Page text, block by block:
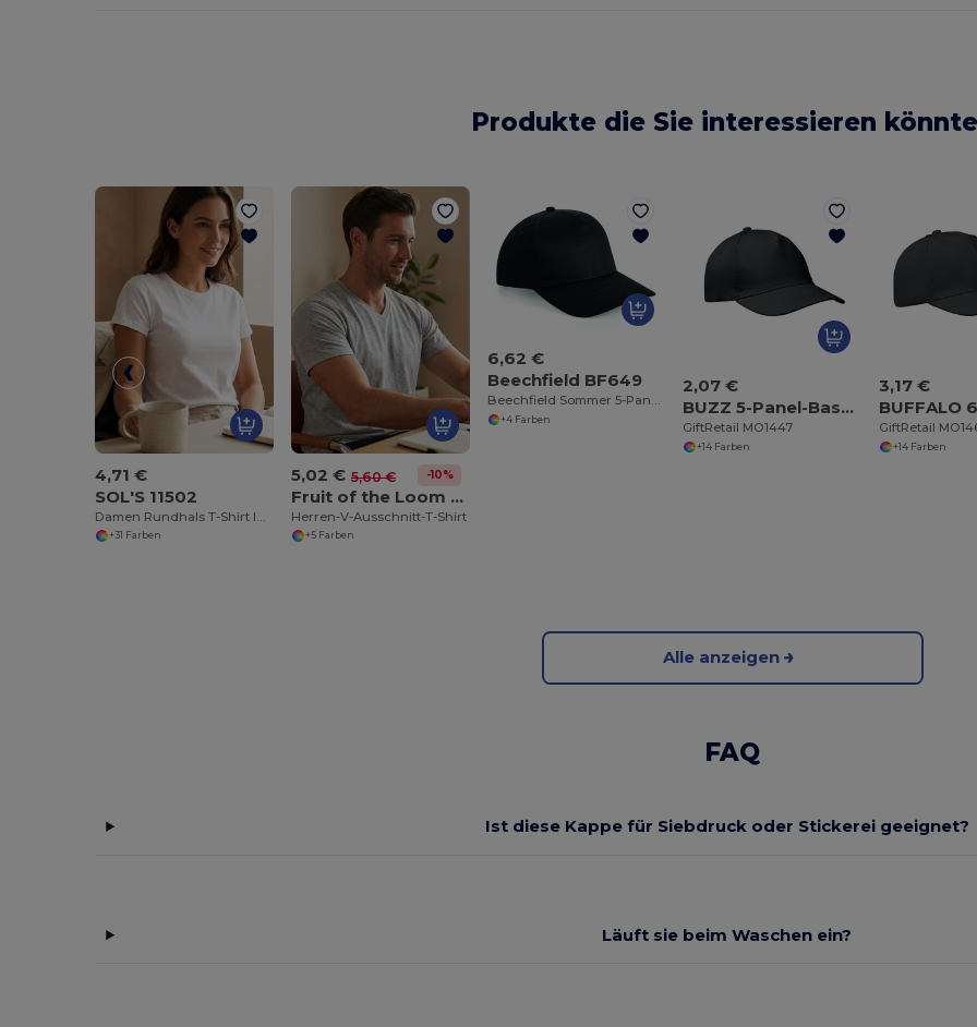
Produkte die Sie interessieren
4,71 €
SOL'S 11502
+31 Farben
5,02 € 5,60 € -10%
Fruit of the Loom SC154
Herren-V-Ausschnitt-T-Shirt
+5 Farben
6,62 €
Beechfield BF649
Beechfield Sommer 5-Panel Kappe mit UV-Schutz
+4 Farben
2,07 €
BUZZ 5-Panel-Baseball-Cap
GiftRetail MO1447
+14 Farben
3,17 €
GiftRetail
+14 Farben
Alle anzeigen
FAQ
Ist diese Kappe für Siebdruck oder Stickerei geeignet?
Läuft sie beim Waschen ein?